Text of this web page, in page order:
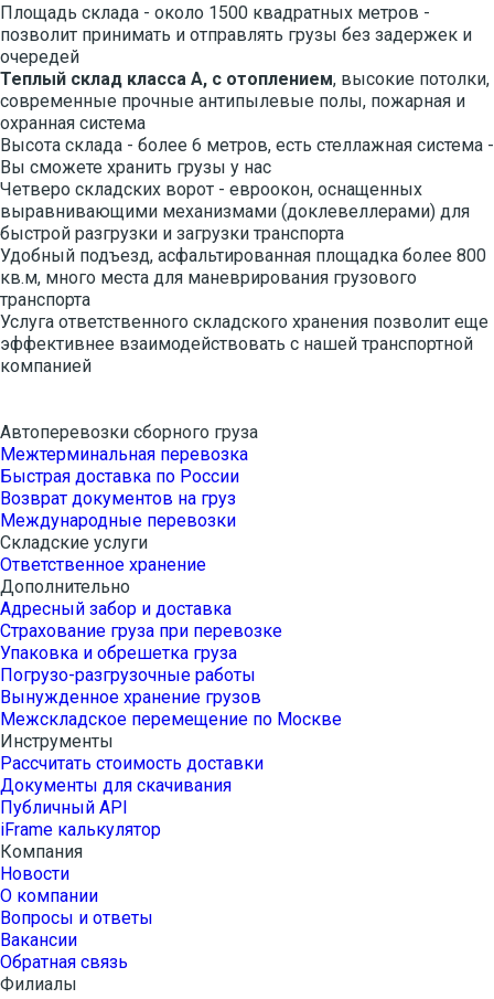
Площадь склада - около 1500 квадратных метров -
позволит принимать и отправлять грузы без задержек и
очередей
Теплый склад класса А, с отоплением, высокие потолки,
современные прочные антипылевые полы, пожарная и
охранная система
Высота склада - более 6 метров, есть стеллажная система -
Вы сможете хранить грузы у нас
Четверо складских ворот - евроокон, оснащенных
выравнивающими механизмами (доклевеллерами) для
быстрой разгрузки и загрузки транспорта
Удобный подъезд, асфальтированная площадка более 800
кв.м, много места для маневрирования грузового
транспорта
Услуга ответственного складского хранения позволит еще
эффективнее взаимодействовать с нашей транспортной
компанией
Автоперевозки сборного груза
Межтерминальная перевозка
Быстрая доставка по России
Возврат документов на груз
Международные перевозки
Складские услуги
Ответственное хранение
Дополнительно
Адресный забор и доставка
Страхование груза при перевозке
Упаковка и обрешетка груза
Погрузо-разгрузочные работы
Вынужденное хранение грузов
Межскладское перемещение по Москве
Инструменты
Рассчитать стоимость доставки
Документы для скачивания
Публичный API
iFrame калькулятор
Компания
Новости
О компании
Вопросы и ответы
Вакансии
Обратная связь
Филиалы